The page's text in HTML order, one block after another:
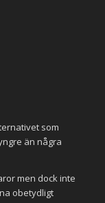
som
än några
men dock inte
obetydligt